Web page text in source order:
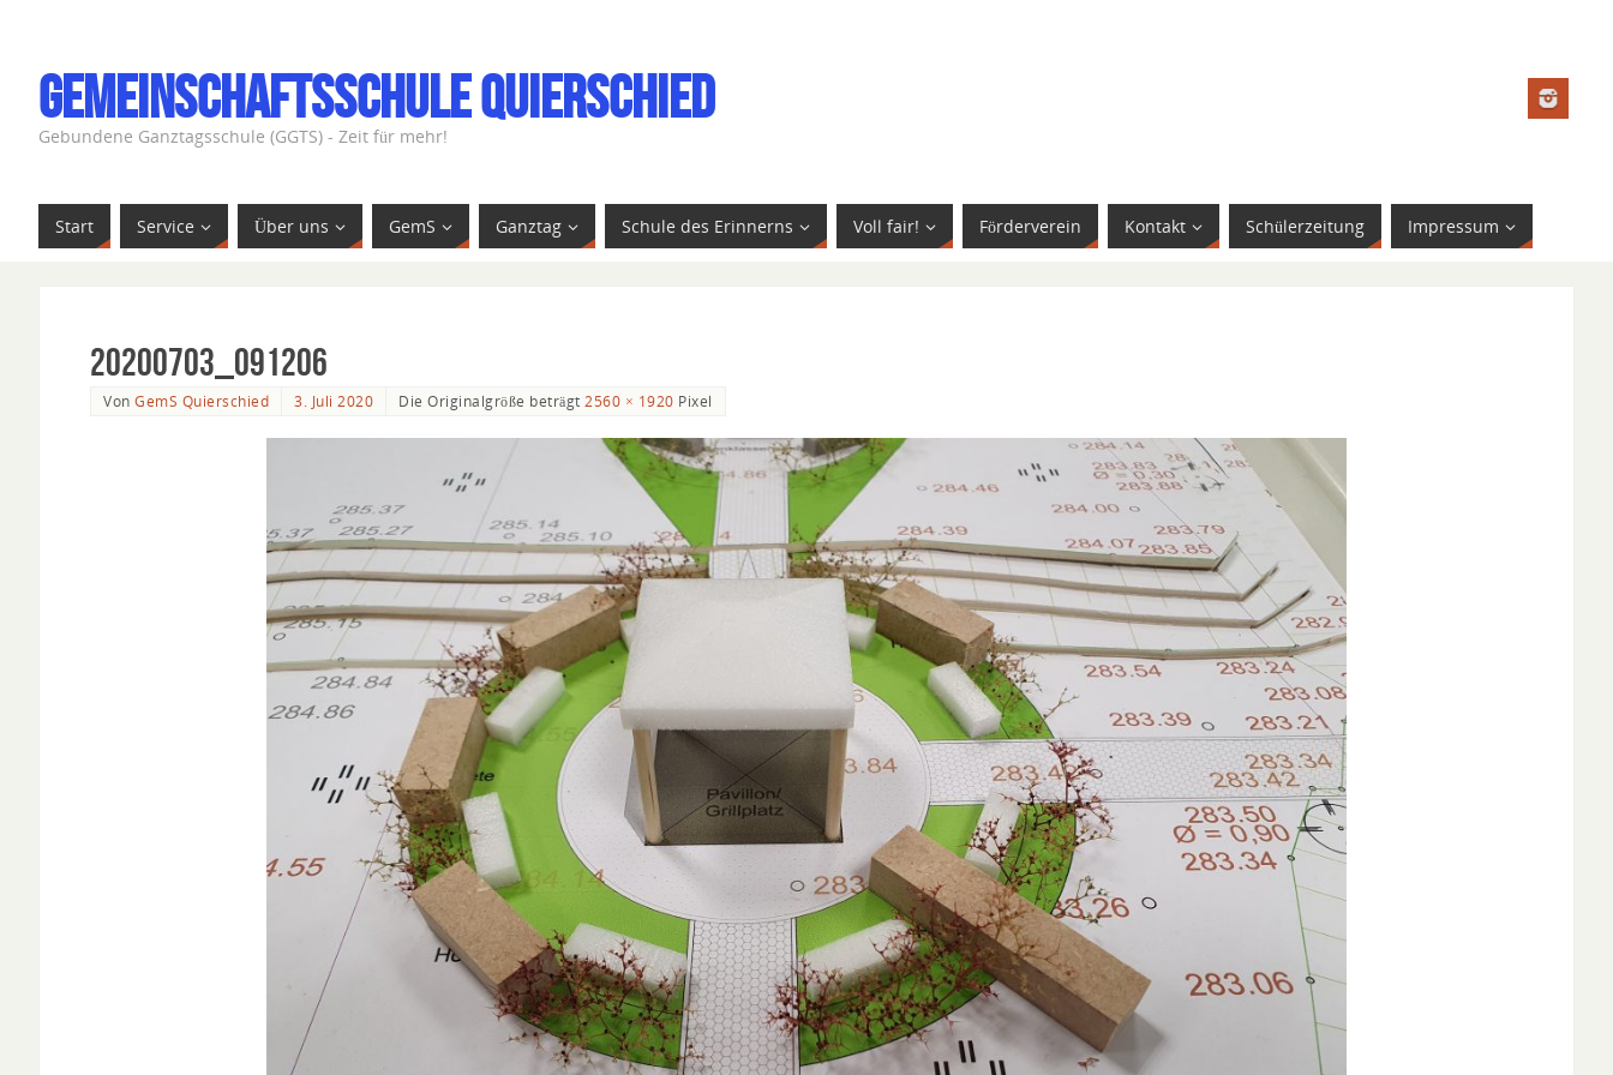
Gemeinschaftsschule Quierschied
Gebundene Ganztagsschule (GGTS) - Zeit für mehr!
Start Service Über uns GemS Ganztag Schule des Erinnerns Voll fair! Förderverein Kontakt Schülerzeitung Impressum
20200703_091206
Von GemS Quierschied 3. Juli 2020 Die Originalgröße beträgt 2560 × 1920 Pixel